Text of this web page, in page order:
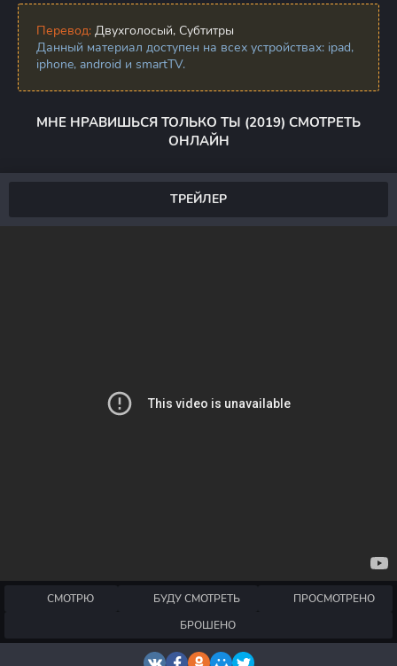
Перевод: Двухголосый, Субтитры
Данный материал доступен на всех устройствах: ipad,
iphone, android и smartTV.
МНЕ НРАВИШЬСЯ ТОЛЬКО ТЫ (2019) СМОТРЕТЬ
ОНЛАЙН
ТРЕЙЛЕР
СМОТРЮ БУДУ СМОТРЕТЬ
ПРОСМОТРЕНО
БРОШЕНО